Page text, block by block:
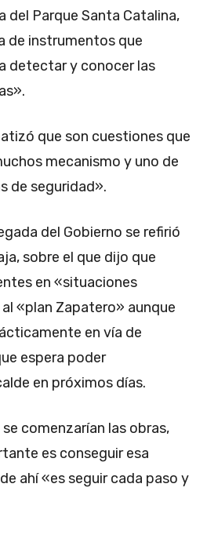
del Parque Santa Catalina,
de instrumentos que
detectar y conocer las
que son cuestiones que
mecanismo y uno de
de seguridad».
del Gobierno se refirió
sobre el que dijo que
en «situaciones
«plan Zapatero» aunque
en vía de
espera poder
en próximos días.
comenzarían las obras,
es conseguir esa
ahí «es seguir cada paso y